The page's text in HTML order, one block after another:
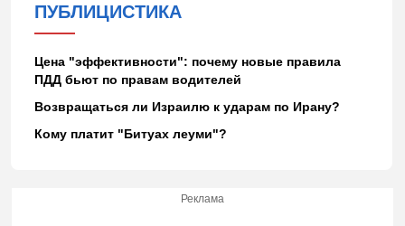
ПУБЛИЦИСТИКА
Цена "эффективности": почему новые правила
ПДД бьют по правам водителей
Возвращаться ли Израилю к ударам по Ирану?
Кому платит "Битуах леуми"?
Реклама